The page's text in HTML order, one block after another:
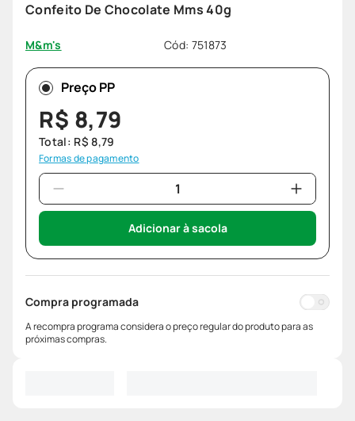
Confeito De Chocolate Mms 40g
M&m's Cód: 751873
Preço PP
R$ 8,79
Total: R$ 8,79
Formas de pagamento
Adicionar à sacola
Compra programada
A recompra programa considera o preço regular do produto para as
próximas compras.